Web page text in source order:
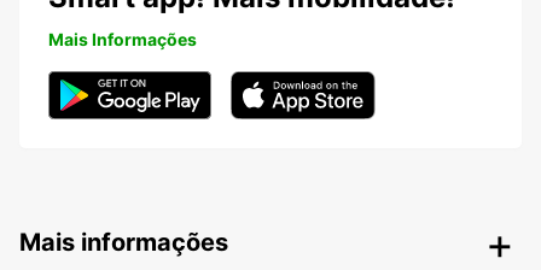
Mais Informações
Mais informações